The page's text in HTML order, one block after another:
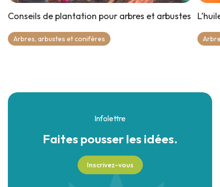
Conseils de plantation pour arbres et arbustes
Arbres, arbustes et conifères
Infolettre
Faites pousserles idées.
Inscrivez-vous